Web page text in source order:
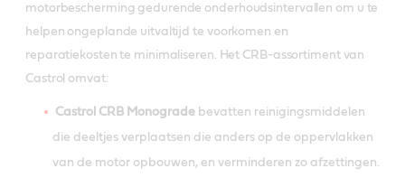
motorbescherming gedurende onderhoudsintervallen om u te
helpen ongeplande uitvaltijd te voorkomen en
reparatiekosten te minimaliseren. Het CRB-assortiment van
Castrol omvat:
Castrol CRB Monograde bevatten reinigingsmiddelen
die deeltjes verplaatsen die anders op de oppervlakken
van de motor opbouwen, en verminderen zo afzettingen.